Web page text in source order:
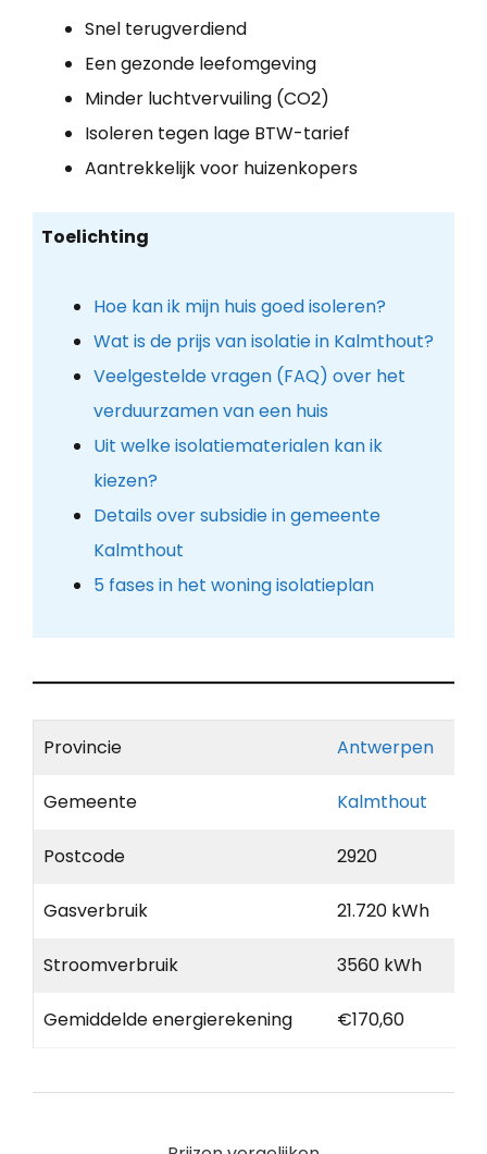
Snel terugverdiend
Een gezonde leefomgeving
Minder luchtvervuiling (CO2)
Isoleren tegen lage BTW-tarief
Aantrekkelijk voor huizenkopers
Toelichting
Hoe kan ik mijn huis goed isoleren?
Wat is de prijs van isolatie in Kalmthout?
Veelgestelde vragen (FAQ) over het
verduurzamen van een huis
Uit welke isolatiematerialen kan ik
kiezen?
Details over subsidie in gemeente
Kalmthout
5 fases in het woning isolatieplan
Provincie Antwerpen
Gemeente Kalmthout
Postcode 2920
Gasverbruik 21.720 kWh
Stroomverbruik 3560 kWh
Gemiddelde energierekening €170,60